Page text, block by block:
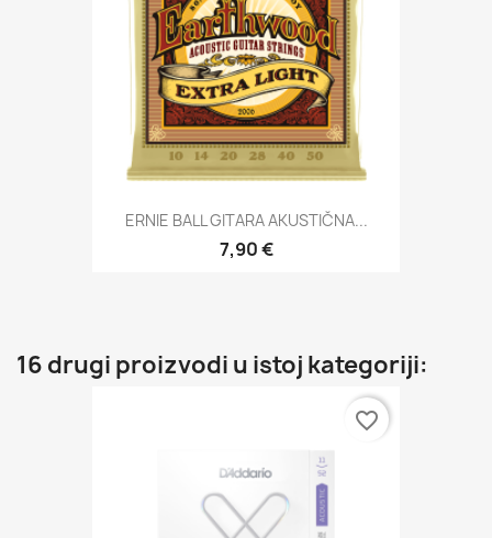
ERNIE BALL GITARA AKUSTIČNA...
7,90 €
16 drugi proizvodi u istoj kategoriji:
favorite_border